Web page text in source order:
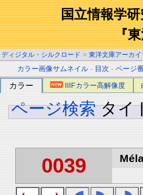
国立情報学
『
ディジタル・シルクロード > 東洋文庫アーカイ
カラー画像サムネイル - 目次 -ページ
カラー IIIFカラー高解像度
ページ検索 タイ
0039